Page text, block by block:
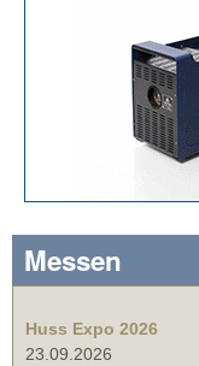
Messen
Huss Expo 2026
23.09.2026